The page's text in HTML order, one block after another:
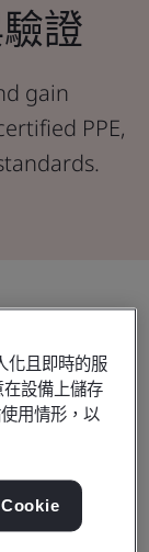
證
gain
PPE,
化且即時的服
設備上儲存
用情形，以